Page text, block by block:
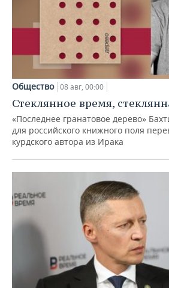
Общество 08 авг, 00:00
Стеклянное время,
«Последнее гранатовое дерево»
для российского книжного поля
курдского автора из Ирака